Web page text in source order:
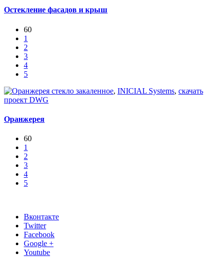
Остекление фасадов и крыш
60
1
2
3
4
5
стекло закаленное, INICIAL Systems, скачать
проект DWG
Оранжерея
60
1
2
3
4
5
Вконтакте
Twitter
Facebook
Google +
Youtube